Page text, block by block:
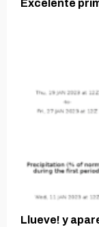
Excelente
Llueve! y